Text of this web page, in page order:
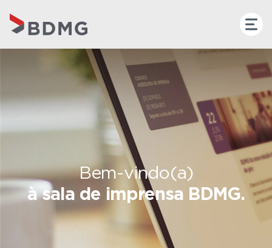
Bem-vindo(a)
à sala de imprensa BDMG.